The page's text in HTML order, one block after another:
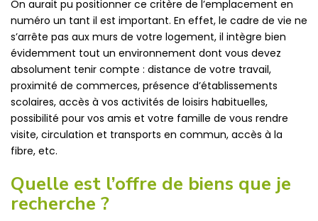
On aurait pu positionner ce critère de l’emplacement en
numéro un tant il est important. En effet, le cadre de vie ne
s’arrête pas aux murs de votre logement, il intègre bien
évidemment tout un environnement dont vous devez
absolument tenir compte : distance de votre travail,
proximité de commerces, présence d’établissements
scolaires, accès à vos activités de loisirs habituelles,
possibilité pour vos amis et votre famille de vous rendre
visite, circulation et transports en commun, accès à la
fibre, etc.
Quelle est l’offre de biens que je
recherche ?